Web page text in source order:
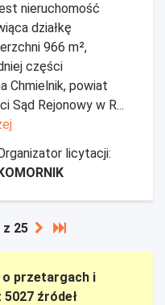
nieruchomość
działkę
966 m²,
części
Chmielnik, powiat
Sąd Rejonowy w R...
licytacji:
z 25
o przetargach i
źródeł